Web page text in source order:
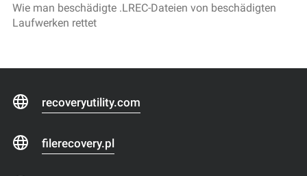
Wie man beschädigte .LREC-Dateien von beschädigten
Laufwerken rettet
recoveryutility.com
filerecovery.pl